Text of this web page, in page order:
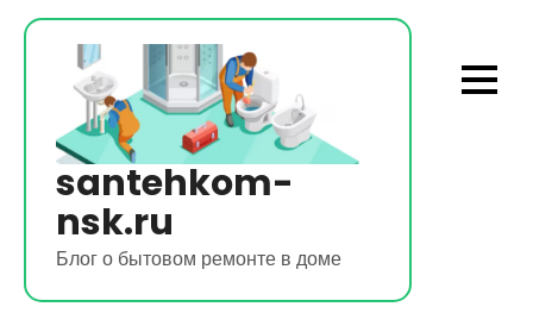
Перейти
содержимому
santehkom-
nsk.ru
Блог о бытовом ремонте в доме